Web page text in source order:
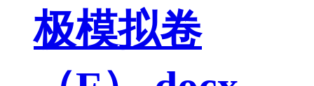
极模拟卷